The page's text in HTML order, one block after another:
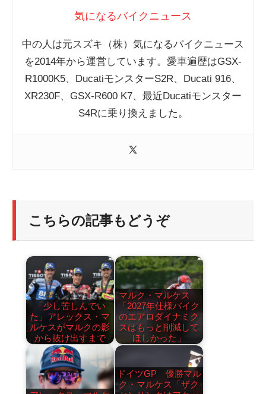
気になるバイクニュース
中の人は元スズキ（株）気になるバイクニュース
を2014年から運営しています。愛車遍歴はGSX-
R1000K5、DucatiモンスターS2R、Ducati 916、
XR230F、GSX-R600 K7、最近Ducatiモンスター
S4Rに乗り換えました。
こちらの記事もどうぞ
「少し苦しんでい
た」アレックス・マ
ルケスがマルクの影
から抜け出すまで
マルク・マルケス
「2027年仕様バイク
のエアロダイナミク
スはもっと削減して
ほしかった」
ドイツGP 優勝マル
ク・マルケス「ザク